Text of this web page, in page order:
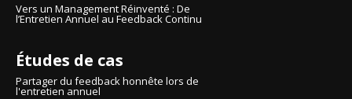
Vers un Management Réinventé : De
l’Entretien Annuel au Feedback Continu
Études de cas
Partager du feedback honnête lors de
l'entretien annuel